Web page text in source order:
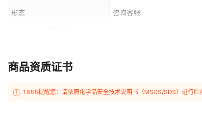
形态 咨询客服
商品资质证书
1688提醒您：请依照化学品安全技术说明书（MSDS/SDS）进行贮